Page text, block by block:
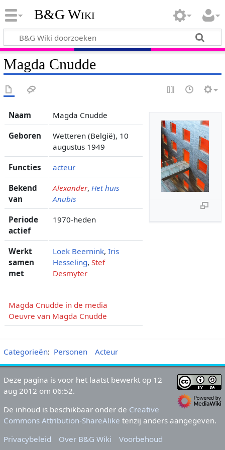
B&G Wiki
Magda Cnudde
Naam Magda Cnudde
Geboren
Wetteren (België), 10
augustus 1949
Functies acteur
Bekend
van
Alexander, Het huis
Anubis
Periode
actief
1970-heden
Werkt
samen
met
Loek Beernink, Iris
Hesseling, Stef
Desmyter
Magda Cnudde in de media
Oeuvre van Magda Cnudde
Categorieën: Personen Acteur
Deze pagina is voor het laatst bewerkt op 12
aug 2012 om 06:52.
De inhoud is beschikbaar onder de Creative
Commons Attribution-ShareAlike tenzij anders aangegeven.
Privacybeleid
Over B&G Wiki Voorbehoud